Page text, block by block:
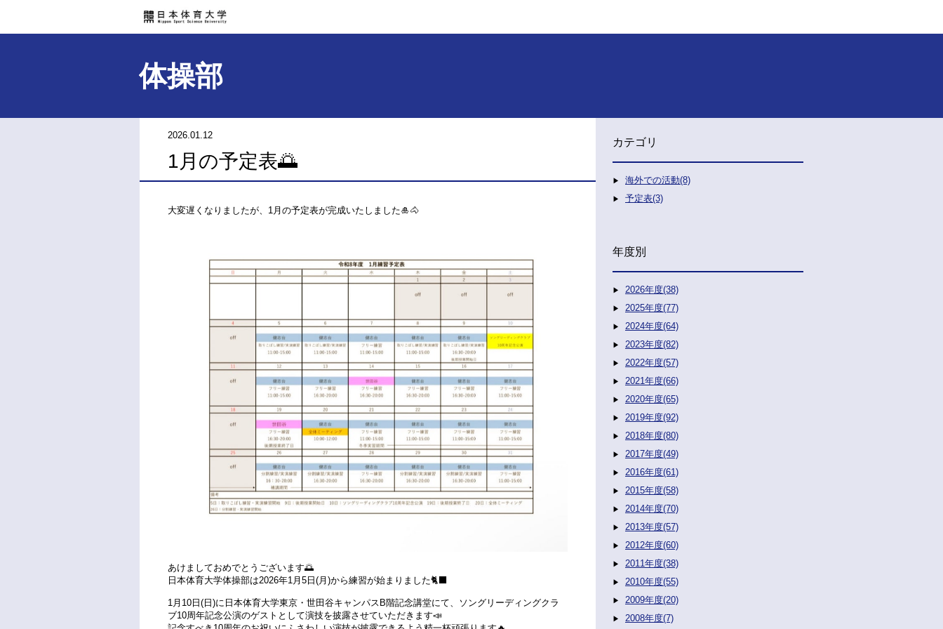
体操部
2026.01.12
1月の予定表🌅
大変遅くなりましたが、1月の予定表が完成いたしました🎍🐴
あけましておめでとうございます🌅
日本体育大学体操部は2026年1月5日(月)から練習が始まりました🐈‍⬛
1月10日(日)に日本体育大学東京・世田谷キャンパスB階記念講堂にて、ソングリーディングクラ
ブ10周年記念公演のゲストとして演技を披露させていただきます📣
カテゴリ
海外での活動(8)
予定表(3)
年度別
2026年度(38)
2025年度(77)
2024年度(64)
2023年度(82)
2022年度(57)
2021年度(66)
2020年度(65)
2019年度(92)
2018年度(80)
2017年度(49)
2016年度(61)
2015年度(58)
2014年度(70)
2013年度(57)
2012年度(60)
2011年度(38)
2010年度(55)
2009年度(20)
2008年度(7)